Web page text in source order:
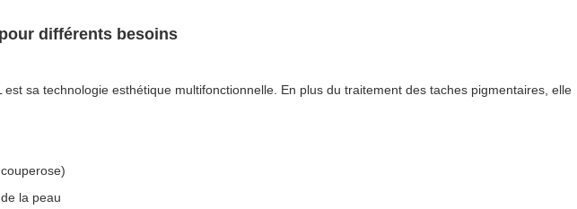
différents besoins
sa technologie esthétique multifonctionnelle. En plus du traitement des taches pigmentaires, elle
la peau